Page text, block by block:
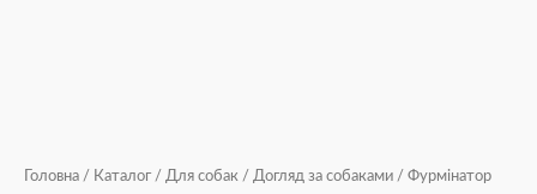
Головна / Каталог / Для собак / Догляд за собаками / Фурмінатор